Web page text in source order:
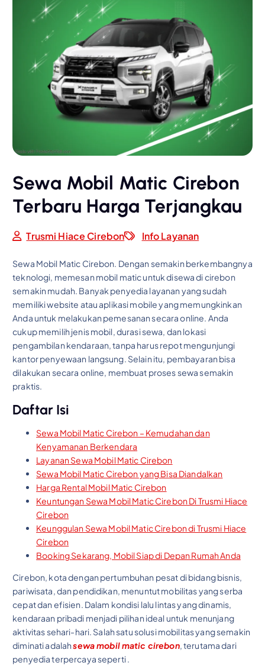
Sewa Mobil Matic Cirebon
Terbaru Harga Terjangkau
Trusmi Hiace Cirebon Info Layanan
Sewa Mobil Matic Cirebon. Dengan semakin berkembangnya
teknologi, memesan mobil matic untuk disewa di cirebon
semakin mudah. Banyak penyedia layanan yang sudah
memiliki website atau aplikasi mobile yang memungkinkan
Anda untuk melakukan pemesanan secara online. Anda
cukup memilih jenis mobil, durasi sewa, dan lokasi
pengambilan kendaraan, tanpa harus repot mengunjungi
kantor penyewaan langsung. Selain itu, pembayaran bisa
dilakukan secara online, membuat proses sewa semakin
praktis.
Daftar Isi
Sewa Mobil Matic Cirebon – Kemudahan dan
Kenyamanan Berkendara
Layanan Sewa Mobil Matic Cirebon
Sewa Mobil Matic Cirebon yang Bisa Diandalkan
Harga Rental Mobil Matic Cirebon
Keuntungan Sewa Mobil Matic Cirebon Di Trusmi Hiace
Cirebon
Keunggulan Sewa Mobil Matic Cirebon di Trusmi Hiace
Cirebon
Booking Sekarang, Mobil Siap di Depan Rumah Anda
Cirebon, kota dengan pertumbuhan pesat di bidang bisnis,
pariwisata, dan pendidikan, menuntut mobilitas yang serba
cepat dan efisien. Dalam kondisi lalu lintas yang dinamis,
kendaraan pribadi menjadi pilihan ideal untuk menunjang
aktivitas sehari-hari. Salah satu solusi mobilitas yang semakin
diminati adalahsewa mobil matic cirebon, terutama dari
penyedia terpercaya seperti.